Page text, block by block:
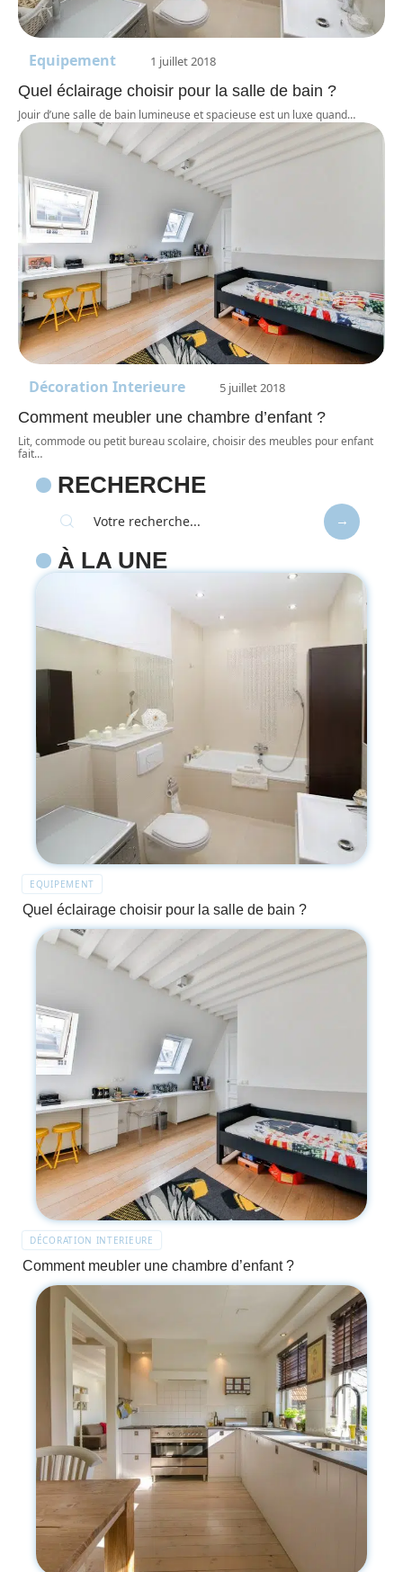
Equipement 1 juillet 2018
Quel éclairage choisir pour la salle de bain ?
Jouir d’une salle de bain lumineuse et spacieuse est un luxe quand…
Décoration Interieure 5 juillet 2018
Comment meubler une chambre d’enfant ?
Lit, commode ou petit bureau scolaire, choisir des meubles pour enfant
fait…
RECHERCHE
À LA UNE
EQUIPEMENT
Quel éclairage choisir pour la salle de bain ?
DÉCORATION INTERIEURE
Comment meubler une chambre d’enfant ?